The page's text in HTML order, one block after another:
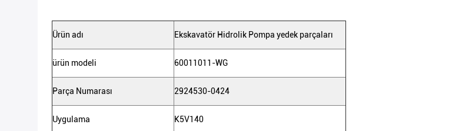
Ürün adı Ekskavatör Hidrolik Pompa yedek parçaları
ürün modeli 60011011-WG
Parça Numarası 2924530-0424
Uygulama K5V140